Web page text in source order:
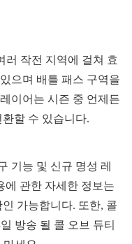
러 작전 지역에 걸쳐 효
으며 배틀 패스 구역을
이어는 시즌 중 언제든
할 수 있습니다.
기능 및 신규 명성 레
에 관한 자세한 정보는
가능합니다. 또한, 콜
방송 될 콜 오브 듀티